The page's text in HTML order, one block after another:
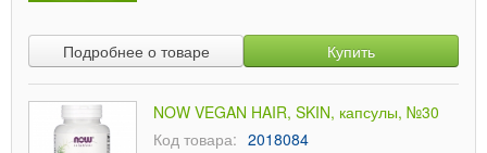
Подробнее о товаре Купить
NOW VEGAN HAIR, SKIN, капсулы, №30
Код товара: 2018084